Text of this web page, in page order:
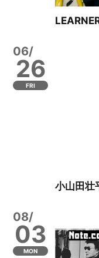
06/
26
FRI
小山田壮
08/
03
MON